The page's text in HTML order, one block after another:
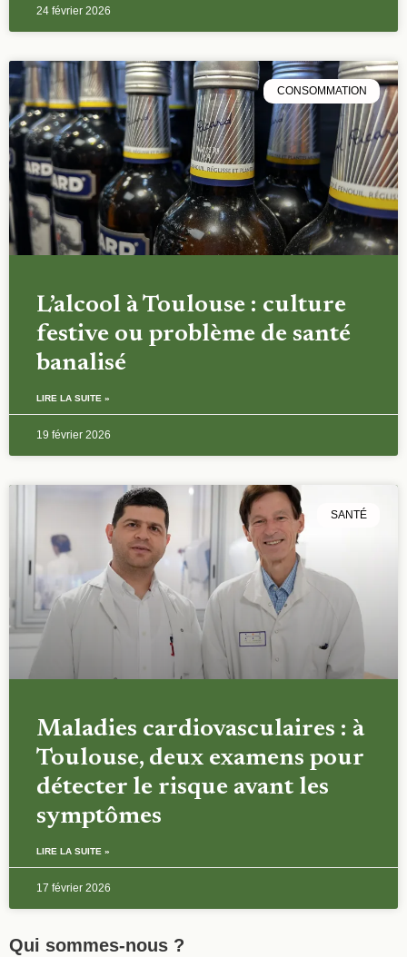
24 février 2026
CONSOMMATION
L’alcool à Toulouse : culture
festive ou problème de santé
banalisé
LIRE LA SUITE »
19 février 2026
SANTÉ
Maladies cardiovasculaires : à
Toulouse, deux examens pour
détecter le risque avant les
symptômes
LIRE LA SUITE »
17 février 2026
Qui sommes-nous ?